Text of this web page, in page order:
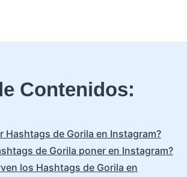
Contenidos:
Hashtags de Gorila en Instagram?
de Gorila poner en Instagram?
los Hashtags de Gorila en